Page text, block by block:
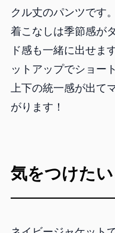
クル丈のパンツです
着こなしは季節感が
ド感も一緒に出せま
ットアップでショー
上下の統一感が出て
がります！
気をつけた